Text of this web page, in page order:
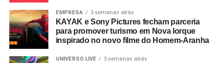
A relevância das experiências esportivas de grande porte
exige planejamento de longo prazo, com marcas já
estruturando ações voltadas para a Copa do Mundo de
2030, que terá partidas distribuídas entre Espanha,
EMPRESA 3 semanas atrás
KAYAK e Sony Pictures fecham parceria
para promover turismo em Nova Iorque
inspirado no novo filme do Homem-Aranha
UNIVERSO LIVE 3 semanas atrás